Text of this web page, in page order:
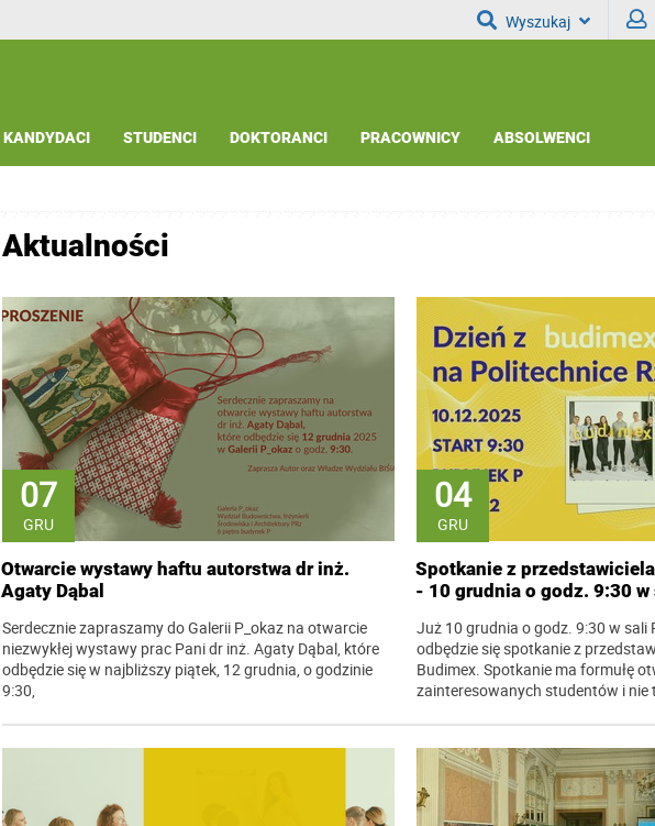
Wyszukaj
KANDYDACI STUDENCI DOKTORANCI PRACOWNICY ABSOLWENCI
Aktualności
07
GRU
Otwarcie wystawy haftu autorstwa dr inż.
Agaty Dąbal
Serdecznie zapraszamy do Galerii P_okaz na otwarcie
niezwykłej wystawy prac Pani dr inż. Agaty Dąbal, które
odbędzie się w najbliższy piątek, 12 grudnia, o godzinie
9:30,
04
GRU
Spotkanie z
- 10 grudnia o godz. 9:30 w
Już 10 grudnia o godz. 9:30 w sali
odbędzie się spotkanie z
Budimex. Spotkanie ma formułę
zainteresowanych studentów i nie